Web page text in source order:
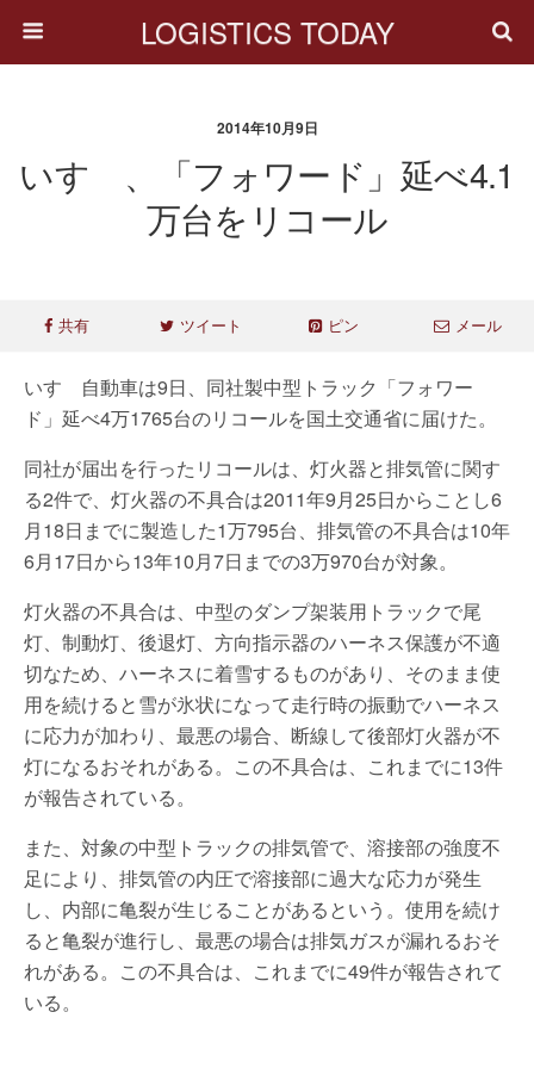
LOGISTICS TODAY
2014年10月9日
いすゞ、「フォワード」延べ4.1
万台をリコール
共有 ツイート ピン メール
いすゞ自動車は9日、同社製中型トラック「フォワー
ド」延べ4万1765台のリコールを国土交通省に届けた。
同社が届出を行ったリコールは、灯火器と排気管に関す
る2件で、灯火器の不具合は2011年9月25日からことし6
月18日までに製造した1万795台、排気管の不具合は10年
6月17日から13年10月7日までの3万970台が対象。
灯火器の不具合は、中型のダンプ架装用トラックで尾
灯、制動灯、後退灯、方向指示器のハーネス保護が不適
切なため、ハーネスに着雪するものがあり、そのまま使
用を続けると雪が氷状になって走行時の振動でハーネス
に応力が加わり、最悪の場合、断線して後部灯火器が不
灯になるおそれがある。この不具合は、これまでに13件
が報告されている。
また、対象の中型トラックの排気管で、溶接部の強度不
足により、排気管の内圧で溶接部に過大な応力が発生
し、内部に亀裂が生じることがあるという。使用を続け
ると亀裂が進行し、最悪の場合は排気ガスが漏れるおそ
れがある。この不具合は、これまでに49件が報告されて
いる。